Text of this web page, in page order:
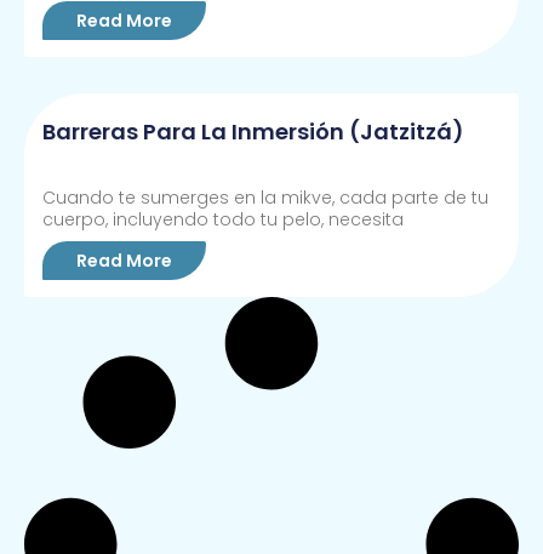
Read More
Barreras Para La Inmersión (jatzitzá)
Cuando te sumerges en la mikve, cada parte de tu
cuerpo, incluyendo todo tu pelo, necesita
Read More